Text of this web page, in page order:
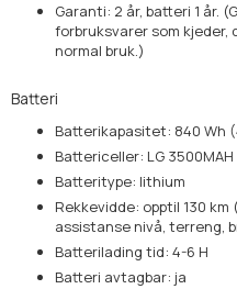
Garanti: 2 år, batteri 1 år.
forbruksvarer som kjeder,
normal bruk.)
Batteri
Batterikapasitet: 840 Wh
Battericeller: LG 3500MAH
Batteritype: lithium
Rekkevidde: opptil 130
assistanse nivå, terreng,
Batterilading tid: 4-6 H
Batteri avtagbar: ja